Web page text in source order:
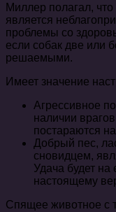
Миллер полагал,
является
проблемы со
если собак две или
решаемыми.
Имеет значение
Агрессивное
наличии
постараются
Добрый пес,
сновидцем,
Удача будет
настоящему
Спящее животное с